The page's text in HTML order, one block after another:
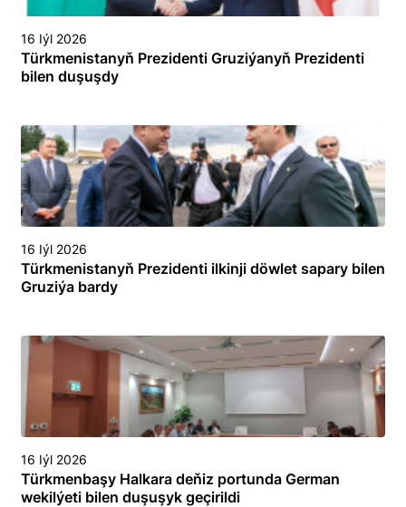
16 Iýl 2026
Türkmenistanyň Prezidenti Gruziýanyň Prezidenti
bilen duşuşdy
16 Iýl 2026
Türkmenistanyň Prezidenti ilkinji döwlet sapary bilen
Gruziýa bardy
16 Iýl 2026
Türkmenbaşy Halkara deňiz portunda German
wekilýeti bilen duşuşyk geçirildi